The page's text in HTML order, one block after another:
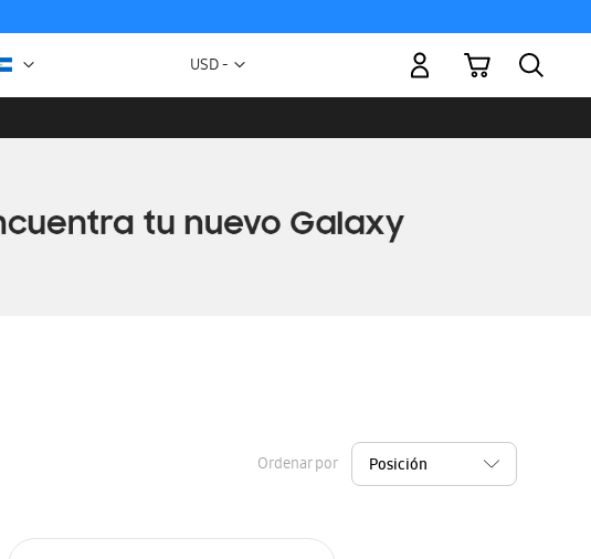
Moneda
USD -
Mi carrito
Ordenar por